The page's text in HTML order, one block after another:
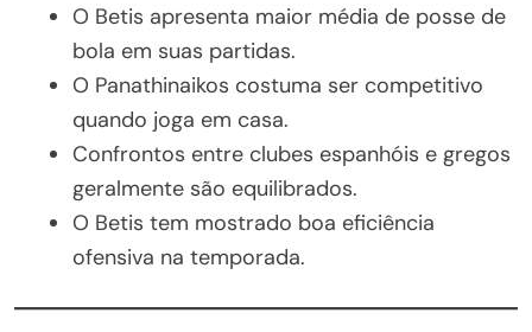
O Betis apresenta maior média de posse de
bola em suas partidas.
O Panathinaikos costuma ser competitivo
quando joga em casa.
Confrontos entre clubes espanhóis e gregos
geralmente são equilibrados.
O Betis tem mostrado boa eficiência
ofensiva na temporada.